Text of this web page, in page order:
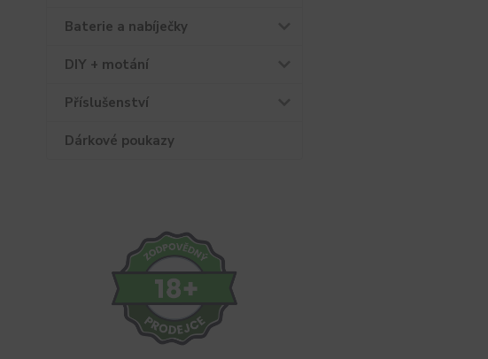
Baterie a nabíječky
DIY + motání
Příslušenství
Dárkové poukazy